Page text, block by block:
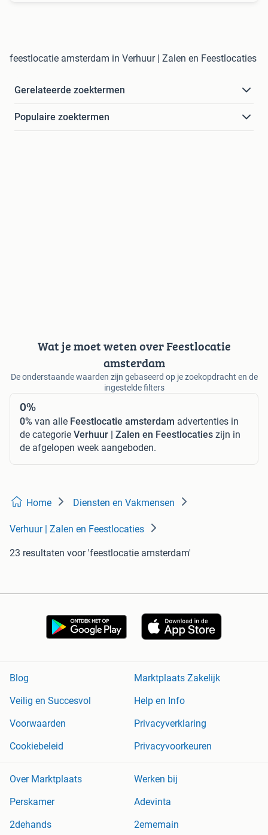
feestlocatie amsterdam in Verhuur | Zalen en Feestlocaties
Gerelateerde zoektermen
Populaire zoektermen
Wat je moet weten over Feestlocatie
amsterdam
De onderstaande waarden zijn gebaseerd op je zoekopdracht en de
ingestelde filters
0%
0% van alle Feestlocatie amsterdam advertenties in
de categorie Verhuur | Zalen en Feestlocaties zijn in
de afgelopen week aangeboden.
Home Diensten en Vakmensen
Verhuur | Zalen en Feestlocaties
23 resultaten voor 'feestlocatie amsterdam'
Blog
Marktplaats Zakelijk
Veilig en Succesvol
Help en Info
Voorwaarden
Privacyverklaring
Cookiebeleid
Privacyvoorkeuren
Over Marktplaats
Werken bij
Perskamer
Adevinta
2dehands
2ememain